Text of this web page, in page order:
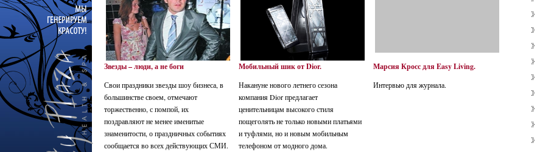
Звезды – люди, а не боги
Свои праздники звезды шоу бизнеса, в
большинстве своем, отмечают
торжественно, с помпой, их
поздравляют не менее именитые
знаменитости, о праздничных событиях
сообщается во всех действующих СМИ.
Мобильный шик от Dior.
Накануне нового летнего сезона
компания Dior предлагает
ценительницам высокого стиля
пощеголять не только новыми платьями
и туфлями, но и новым мобильным
телефоном от модного дома.
Марсия Кросс для Easy Living.
Интервью для журнала.